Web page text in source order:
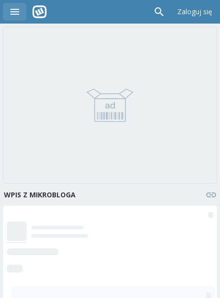
Zaloguj się
WPIS Z MIKROBLOGA